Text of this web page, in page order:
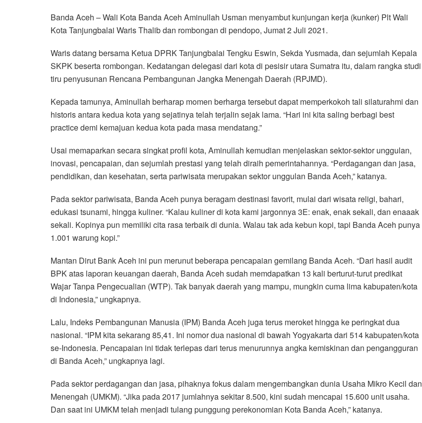
c
e
o
o
k
i
t
e
r
a
t
A
p
p
n
e
l
e
r
a
m
a
i
a
r
Banda Aceh – Wali Kota Banda Aceh Aminullah Usman menyambut kunjungan kerja (kunker) Plt Wali
Kota Tanjungbalai Waris Thalib dan rombongan di pendopo, Jumat 2 Juli 2021.
Waris datang bersama Ketua DPRK Tanjungbalai Tengku Eswin, Sekda Yusmada, dan sejumlah Kepala
SKPK beserta rombongan. Kedatangan delegasi dari kota di pesisir utara Sumatra itu, dalam rangka studi
tiru penyusunan Rencana Pembangunan Jangka Menengah Daerah (RPJMD).
Kepada tamunya, Aminullah berharap momen berharga tersebut dapat memperkokoh tali silaturahmi dan
historis antara kedua kota yang sejatinya telah terjalin sejak lama. “Hari ini kita saling berbagi best
practice demi kemajuan kedua kota pada masa mendatang.”
Usai memaparkan secara singkat profil kota, Aminullah kemudian menjelaskan sektor-sektor unggulan,
inovasi, pencapaian, dan sejumlah prestasi yang telah diraih pemerintahannya. “Perdagangan dan jasa,
pendidikan, dan kesehatan, serta pariwisata merupakan sektor unggulan Banda Aceh,” katanya.
Pada sektor pariwisata, Banda Aceh punya beragam destinasi favorit, mulai dari wisata religi, bahari,
edukasi tsunami, hingga kuliner. “Kalau kuliner di kota kami jargonnya 3E: enak, enak sekali, dan enaaak
sekali. Kopinya pun memiliki cita rasa terbaik di dunia. Walau tak ada kebun kopi, tapi Banda Aceh punya
1.001 warung kopi.”
Mantan Dirut Bank Aceh ini pun merunut beberapa pencapaian gemilang Banda Aceh. “Dari hasil audit
BPK atas laporan keuangan daerah, Banda Aceh sudah memdapatkan 13 kali berturut-turut predikat
Wajar Tanpa Pengecualian (WTP). Tak banyak daerah yang mampu, mungkin cuma lima kabupaten/kota
di Indonesia,” ungkapnya.
Lalu, Indeks Pembangunan Manusia (IPM) Banda Aceh juga terus meroket hingga ke peringkat dua
nasional. “IPM kita sekarang 85,41. Ini nomor dua nasional di bawah Yogyakarta dari 514 kabupaten/kota
se-Indonesia. Pencapaian ini tidak terlepas dari terus menurunnya angka kemiskinan dan pengangguran
di Banda Aceh,” ungkapnya lagi.
Pada sektor perdagangan dan jasa, pihaknya fokus dalam mengembangkan dunia Usaha Mikro Kecil dan
Menengah (UMKM). “Jika pada 2017 jumlahnya sekitar 8.500, kini sudah mencapai 15.600 unit usaha.
Dan saat ini UMKM telah menjadi tulang punggung perekonomian Kota Banda Aceh,” katanya.